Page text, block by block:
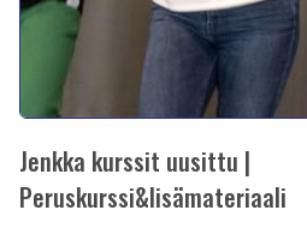
Jenkka kurssit uusittu |
Peruskurssi&lisämateriaali